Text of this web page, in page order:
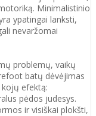
Minimalistinio
ypatingai lanksti,
nevaržomai
problemų, vaikų
batų dėvėjimas
efektą:
pėdos judesys.
ir visiškai plokšti,